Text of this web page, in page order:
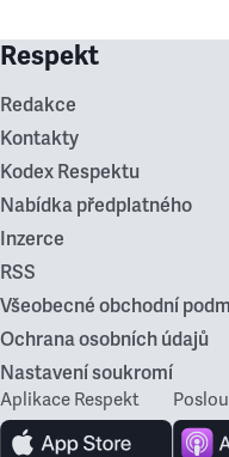
Respekt
Redakce
Kontakty
Kodex Respektu
Nabídka předplatného
Inzerce
RSS
Všeobecné obchodní
Ochrana osobních údajů
Nastavení soukromí
Aplikace Respekt